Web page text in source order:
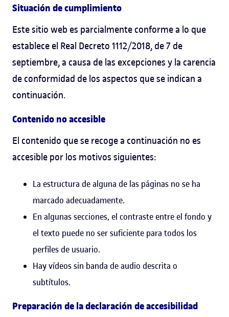
Situación de cumplimiento
Este sitio web es parcialmente conforme a lo que
establece el Real Decreto 1112/2018, de 7 de
septiembre, a causa de las excepciones y la carencia
de conformidad de los aspectos que se indican a
continuación.
Contenido no accesible
El contenido que se recoge a continuación no es
accesible por los motivos siguientes:
La estructura de alguna de las páginas no se ha
marcado adecuadamente.
En algunas secciones, el contraste entre el fondo y
el texto puede no ser suficiente para todos los
perfiles de usuario.
Hay vídeos sin banda de audio descrita o
subtítulos.
Preparación de la declaración de accesibilidad